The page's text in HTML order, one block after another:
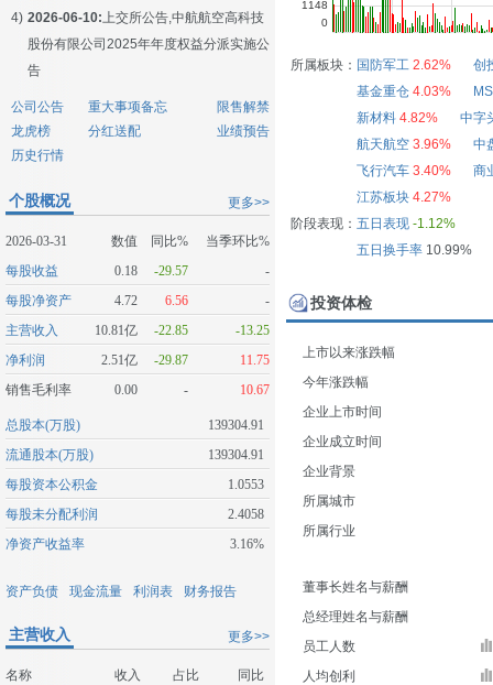
4) 2026-06-10:上交所公告,中航航空高科技
股份有限公司2025年年度权益分派实施公
告
公司公告 重大事项备忘
限售解禁
龙虎榜
分红送配
业绩预告
历史行情
更多>>
个股概况
2026-03-31 数值 同比%
当季环比%
每股收益
0.18 -29.57
-
每股净资产
4.72 6.56
-
主营收入
10.81亿 -22.85
-13.25
净利润
2.51亿 -29.87
11.75
销售毛利率
0.00 - 10.67
总股本(万股)
139304.91
流通股本(万股)
139304.91
每股资本公积金
1.0553
每股未分配利润
2.4058
净资产收益率
3.16%
资产负债 现金流量 利润表 财务报告
更多>>
主营收入
名称 收入 占比
同比
所属板块： 国防军工 2.62%
创
基金重仓 4.03%
新材料 4.82%
中字
航天航空 3.96%
中
飞行汽车 3.40%
商
江苏板块 4.27%
阶段表现： 五日表现 -1.12%
五日换手率10.99%
投资体检
上市以来涨跌幅
今年涨跌幅
企业上市时间
企业成立时间
企业背景
所属城市
所属行业
董事长姓名与薪酬
总经理姓名与薪酬
员工人数
人均创利